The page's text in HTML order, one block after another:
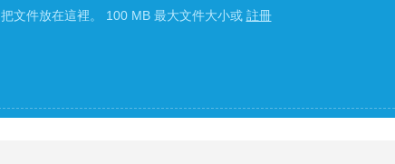
把文件放在這裡。 100 MB 最大文件大小或 註冊